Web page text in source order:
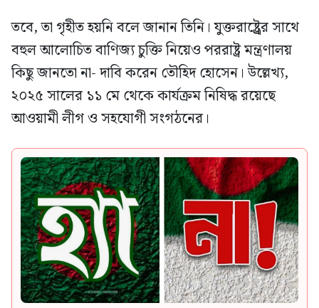
তবে, তা গৃহীত হয়নি বলে জানান তিনি। যুক্তরাষ্ট্র্রের সাথে
বহুল আলোচিত বাণিজ্য চুক্তি নিয়েও পররাষ্ট্র মন্ত্রণালয়
কিছু জানতো না- দাবি করেন তৌহিদ হোসেন। উল্লেখ্য,
২০২৫ সালের ১১ মে থেকে কার্যক্রম নিষিদ্ধ রয়েছে
আওয়ামী লীগ ও সহযোগী সংগঠনের।